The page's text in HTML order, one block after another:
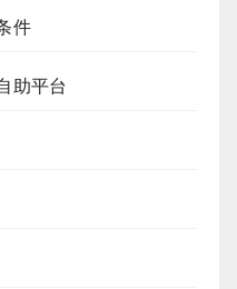
件
助平台